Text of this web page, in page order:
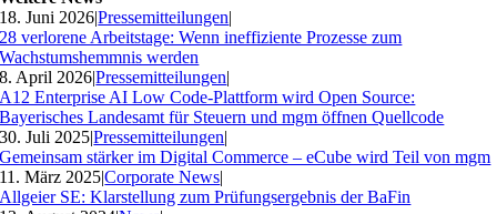
18. Juni 2026|Pressemitteilungen|
28 verlorene Arbeitstage: Wenn ineffiziente Prozesse zum
Wachstumshemmnis werden
8. April 2026|Pressemitteilungen|
A12 Enterprise AI Low Code-Plattform wird Open Source:
Bayerisches Landesamt für Steuern und mgm öffnen Quellcode
30. Juli 2025|Pressemitteilungen|
Gemeinsam stärker im Digital Commerce – eCube wird Teil von mgm
11. März 2025|Corporate News|
Allgeier SE: Klarstellung zum Prüfungsergebnis der BaFin